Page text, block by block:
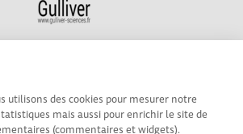
utilisons des cookies pour mesurer notre
mais aussi pour enrichir le site de
(commentaires et widgets).
Alpes-Côte d'Azur est à
et l'Innovation Provence-
plateforme est mise en oeuvre pour